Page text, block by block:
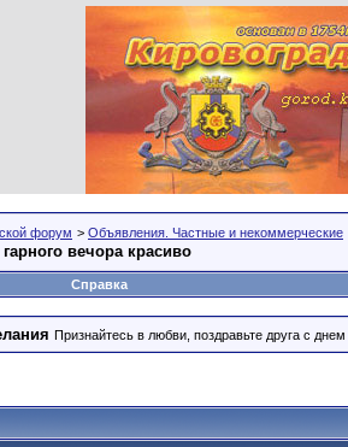
форум > Объявления. Частные и некоммерческие
вечора красиво
Справка
Признайтесь в любви, поздравьте друга с